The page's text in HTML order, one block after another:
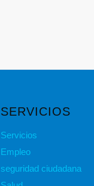
SERVICIOS
Servicios
Empleo
seguridad ciudadana